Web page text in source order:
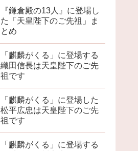
『鎌倉殿の13人』に登場し
た「天皇陛下のご先祖」ま
とめ
「麒麟がくる」に登場する
織田信長は天皇陛下のご先
祖です
「麒麟がくる」に登場した
松平広忠は天皇陛下のご先
祖です
「麒麟がくる」に登場する